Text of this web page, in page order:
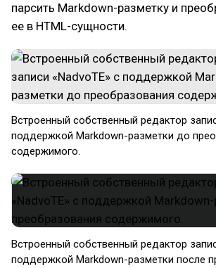
парсить Markdown-разметку и
ее в HTML-сущности.
Встроенный собственный редактор
поддержкой Markdown-разметки до
содержимого.
Встроенный собственный редактор
поддержкой Markdown-разметки после